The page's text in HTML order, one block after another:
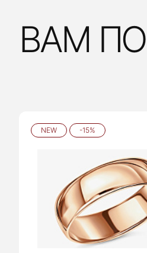
ВАМ
NEW -15%